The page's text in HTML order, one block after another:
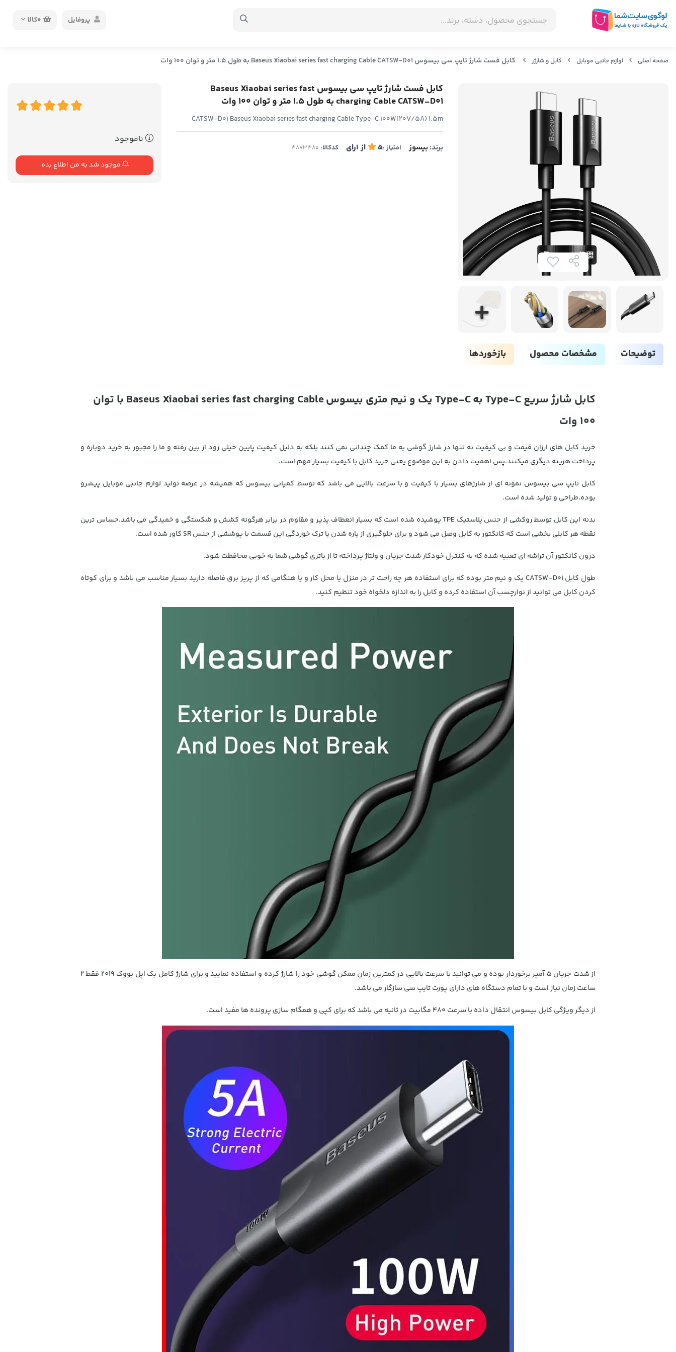
0کالا پروفایل
صفحه اصلی لوازم جانبی موبایل کابل و شارژر کابل فست شارژ تایپ سی بیسوس Baseus Xiaobai series fast charging Cable CATSW-D01 به طول 1.5 متر و توان 100 وات
کابل فست شارژ تایپ سی بیسوس Baseus Xiaobai series fast
charging Cable CATSW-D01 به طول 1.5 متر و توان 100 وات
CATSW-D01 Baseus Xiaobai series fast charging Cable Type-C 100W(20V/5A) 1.5m
برند:بیسوز امتیاز :5 از 1رای کدکالا:
ناموجود
موجود شد به من اطلاع بده
توضیحات مشخصات محصول بازخوردها
کابل شارژ سریع Type-C به Type-C یک و نیم متری بیسوس Baseus Xiaobai series fast charging Cable با توان
100 وات
خرید کابل های ارزان قیمت و بی کیفیت نه تنها در شارژ گوشی به ما کمک چندانی نمی کنند بلکه به دلیل کیفیت پایین خیلی زود از بین رفته و ما را مجبور به خرید دوباره و
پرداخت هزینه دیگری میکنند.پس اهمیت دادن به این موضوع یعنی خرید کابل با کیفیت بسیار مهم است.
کابل تایپ سی بیسوس نمونه ای از شارژهای بسیار با کیفیت و با سرعت بالایی می باشد که توسط کمپانی بیسوس که همیشه در عرصه تولید لوازم جانبی موبایل پیشرو
بوده،طراحی و تولید شده است.
بدنه این کابل توسط روکشی از جنس پلاستیک TPE پوشیده شده است که بسیار انعطاف پذیر و مقاوم در برابر هرگونه کشش و شکستگی و خمیدگی می باشد.حساس ترین
نقطه هر کابلی بخشی است که کانکتور به کابل وصل می شود و برای جلوگیری از پاره شدن یا ترک خوردگی این قسمت با پوششی از جنس SR کاور شده است.
درون کانکتور آن تراشه ای تعبیه شده که به کنترل خودکار شدت جریان و ولتاژ پرداخته تا از باتری گوشی شما به خوبی محافظت شود.
طول کابل CATSW-D01 یک و نیم متر بوده که برای استفاده هر چه راحت تر در منزل یا محل کار و یا هنگامی که از پریز برق فاصله دارید بسیار مناسب می باشد و برای کوتاه
کردن کابل می توانید از نوارچسب آن استفاده کرده و کابل را به اندازه دلخواه خود تنظیم کنید.
از شدت جریان 5 آمپر برخوردار بوده و می توانید با سرعت بالایی در کمترین زمان ممکن گوشی خود را شارژ کرده و استفاده نمایید و برای شارژ کامل یک اپل بووک 2019 فقط 2
ساعت زمان نیاز است و با تمام دستگاه های دارای پورت تایپ سی سازگار می باشد.
از دیگر ویژگی کابل بیسوس انتقال داده با سرعت 480 مگابیت در ثانیه می باشد که برای کپی و همگام سازی پرونده ها مفید است.